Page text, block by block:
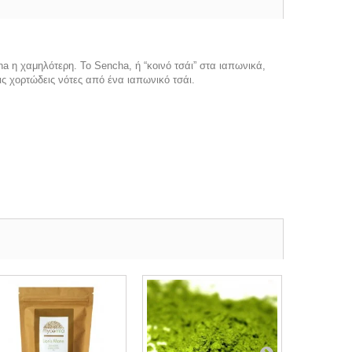
η χαμηλότερη. Το Sencha, ή “κοινό τσάι” στα ιαπωνικά,
χορτώδεις νότες από ένα ιαπωνικό τσάι.